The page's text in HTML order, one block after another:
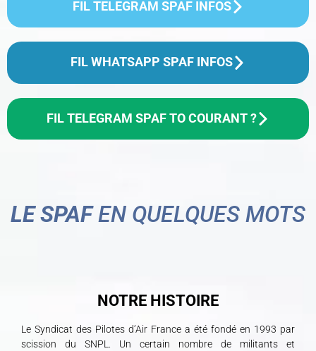
FIL TELEGRAM SPAF INFOS
FIL WHATSAPP SPAF INFOS
FIL TELEGRAM SPAF TO COURANT ?
LE SPAFEN QUELQUES MOTS
NOTRE HISTOIRE
Le Syndicat des Pilotes d’Air France a été fondé en 1993 par
scission du SNPL. Un certain nombre de militants et